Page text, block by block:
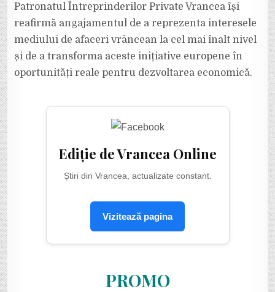
Patronatul Întreprinderilor Private Vrancea își
reafirmă angajamentul de a reprezenta interesele
mediului de afaceri vrâncean la cel mai înalt nivel
și de a transforma aceste inițiative europene în
oportunități reale pentru dezvoltarea economică.
Ediție de Vrancea Online
Știri din Vrancea, actualizate constant.
Vizitează pagina
PROMO